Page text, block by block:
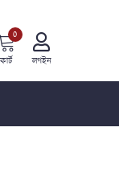
কার্ট
0
লগইন